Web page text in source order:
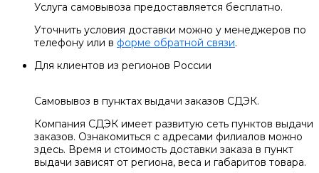
Услуга самовывоза предоставляется бесплатно.
Уточнить условия доставки можно у менеджеров по
телефону или в форме обратной связи.
Для клиентов из регионов России
Самовывоз в пунктах выдачи заказов СДЭК.
Компания СДЭК имеет развитую сеть пунктов выдачи
заказов. Ознакомиться с адресами филиалов можно
здесь. Время и стоимость доставки заказа в пункт
выдачи зависят от региона, веса и габаритов товара.